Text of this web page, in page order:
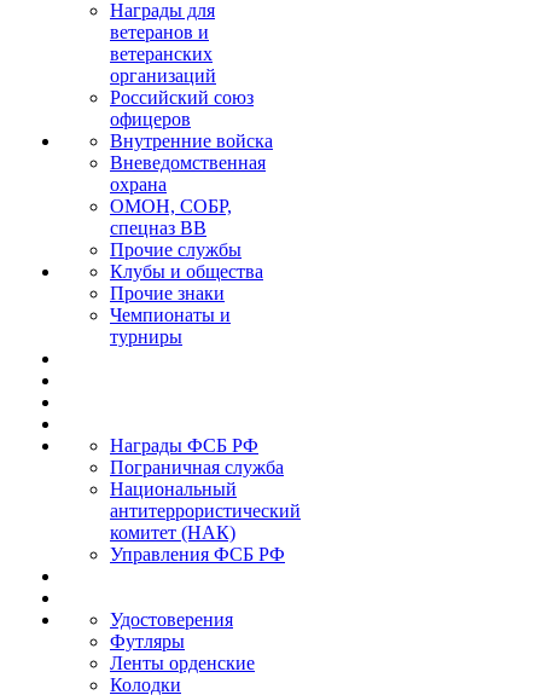
Награды для
ветеранов и
ветеранских
организаций
Российский союз
офицеров
Внутренние войска
Вневедомственная
охрана
ОМОН, СОБР,
спецназ ВВ
Прочие службы
Клубы и общества
Прочие знаки
Чемпионаты и
турниры
Награды ФСБ РФ
Пограничная служба
Национальный
антитеррористический
комитет (НАК)
Управления ФСБ РФ
Удостоверения
Футляры
Ленты орденские
Колодки